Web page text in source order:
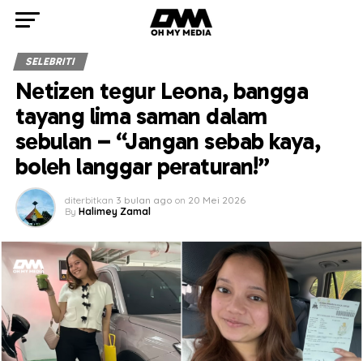
SELEBRITI
Netizen tegur Leona, bangga
tayang lima saman dalam
sebulan – “Jangan sebab kaya,
boleh langgar peraturan!”
diterbitkan 3 bulan ago on 20 Mei 2026
By Halimey Zamal